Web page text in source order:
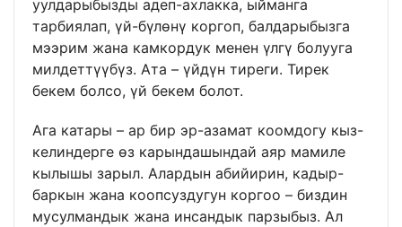
уулдарыбызды адеп-ахлакка, ыйманга
тарбиялап, үй-бүлөнү коргоп, балдарыбызга
мээрим жана камкордук менен үлгү болууга
милдеттүүбүз. Ата – үйдүн тиреги. Тирек
бекем болсо, үй бекем болот.
Ага катары – ар бир эр-азамат коомдогу кыз-
келиндерге өз карындашындай аяр мамиле
кылышы зарыл. Алардын абийирин, кадыр-
баркын жана коопсуздугун коргоо – биздин
мусулмандык жана инсандык парзыбыз. Ал